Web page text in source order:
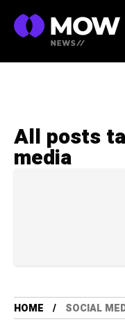
All posts
media
HOME SOCIAL